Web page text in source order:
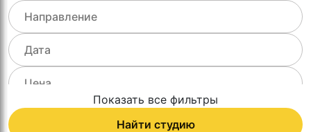
Показать все фильтры
Найти студию